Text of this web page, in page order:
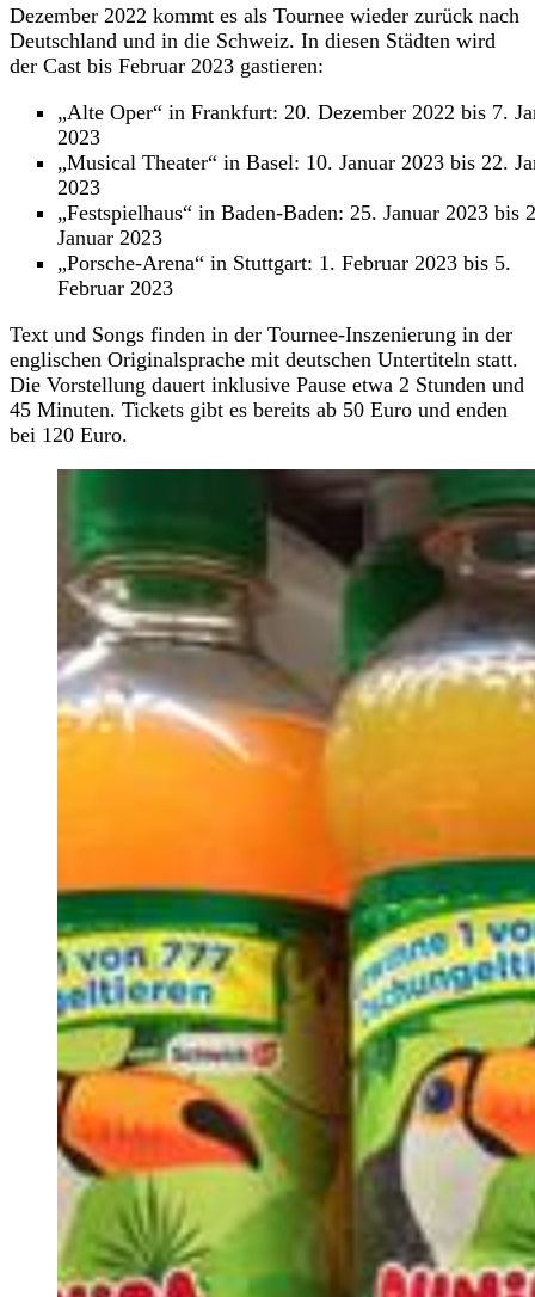
Dezember 2022 kommt es als Tournee wieder zurück nach
Deutschland und in die Schweiz. In diesen Städten wird
der Cast bis Februar 2023 gastieren:
„Alte Oper“ in Frankfurt: 20. Dezember 2022 bis 7.
2023
„Musical Theater“ in Basel: 10. Januar 2023 bis 22.
2023
„Festspielhaus“ in Baden-Baden: 25. Januar 2023 bis
Januar 2023
„Porsche-Arena“ in Stuttgart: 1. Februar 2023 bis 5.
Februar 2023
Text und Songs finden in der Tournee-Inszenierung in der
englischen Originalsprache mit deutschen Untertiteln statt.
Die Vorstellung dauert inklusive Pause etwa 2 Stunden und
45 Minuten. Tickets gibt es bereits ab 50 Euro und enden
bei 120 Euro.